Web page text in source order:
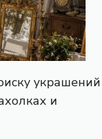
украшений
и